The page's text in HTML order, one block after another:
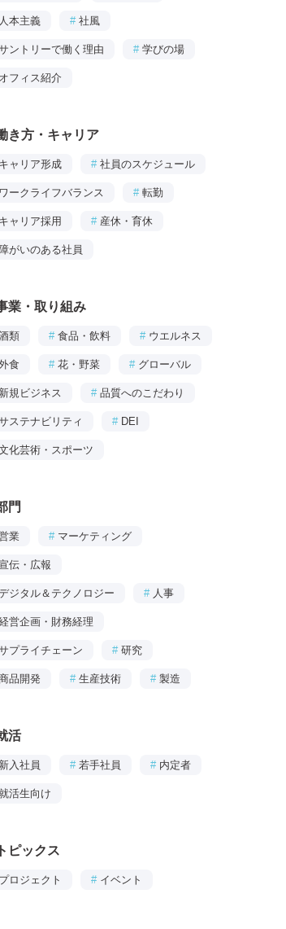
人本主義 # 社風
ントリーで働く理由 # 学びの場
オフィス紹介
き方・キャリア
キャリア形成 # 社員のスケジュール
ワークライフバランス # 転勤
キャリア採用 # 産休・育休
障がいのある社員
業・取り組み
類 # 食品・飲料 # ウエルネス
食 # 花・野菜 # グローバル
新規ビジネス # 品質へのこだわり
ステナビリティ # DEI
化芸術・スポーツ
門
業 # マーケティング
伝・広報
ジタル＆テクノロジー # 人事
営企画・財務経理
プライチェーン # 研究
品開発 # 生産技術 # 製造
活
新入社員 # 若手社員 # 内定者
活生向け
トピックス
プロジェクト # イベント